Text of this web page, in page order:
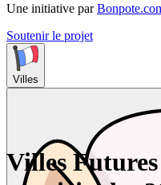
Une initiative par
Soutenir le projet
Villes
Villes